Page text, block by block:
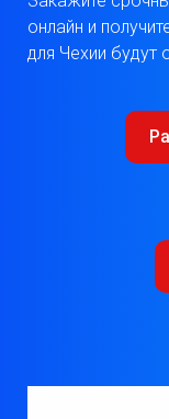
онлайн и
для Чехии будут